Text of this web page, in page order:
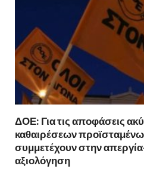
ΔΟΕ: Για τις αποφάσεις
καθαιρέσεων
συμμετέχουν στην
αξιολόγηση